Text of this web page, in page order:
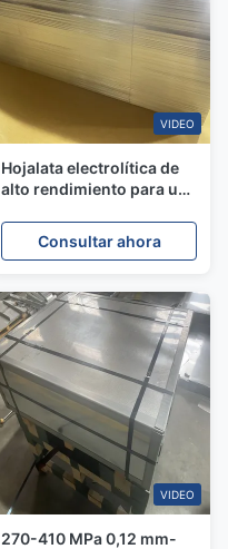
VIDEO
Hojalata electrolítica de
alto rendimiento para un
conservación de
alimentos a largo plazo
Consultar ahora
VIDEO
270-410 MPa 0,12 mm-